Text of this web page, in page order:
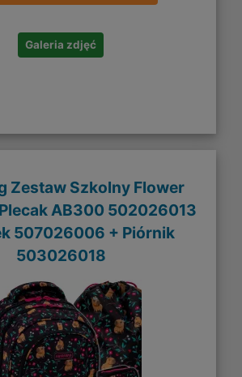
Galeria zdjęć
Zestaw Szkolny Flower
AB300 502026013
507026006 + Piórnik
503026018